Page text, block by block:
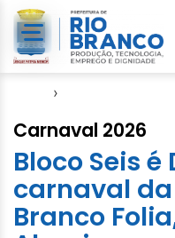
›
Carnaval 2026
Bloco Seis é
carnaval
Branco